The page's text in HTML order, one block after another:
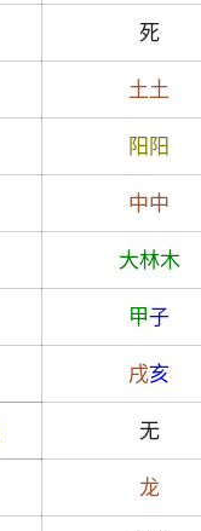
死
土土
阳 阳
中中
大林木
甲子
戌亥
无
龙